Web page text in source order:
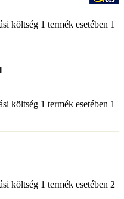
költség 1 termék esetében 1
költség 1 termék esetében 1
költség 1 termék esetében 2